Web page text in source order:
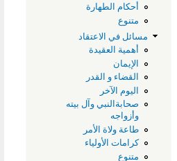
أحكام الطهارة
متنوع
مسائل في الاعتقاد
أهمية العقيدة
الإيمان
القضاء و القدر
اليوم الآخر
صحابةالنبي وآل بيته
وأزواجه
طاعة ولاة الأمر
كرامات الأولياء
متنوع